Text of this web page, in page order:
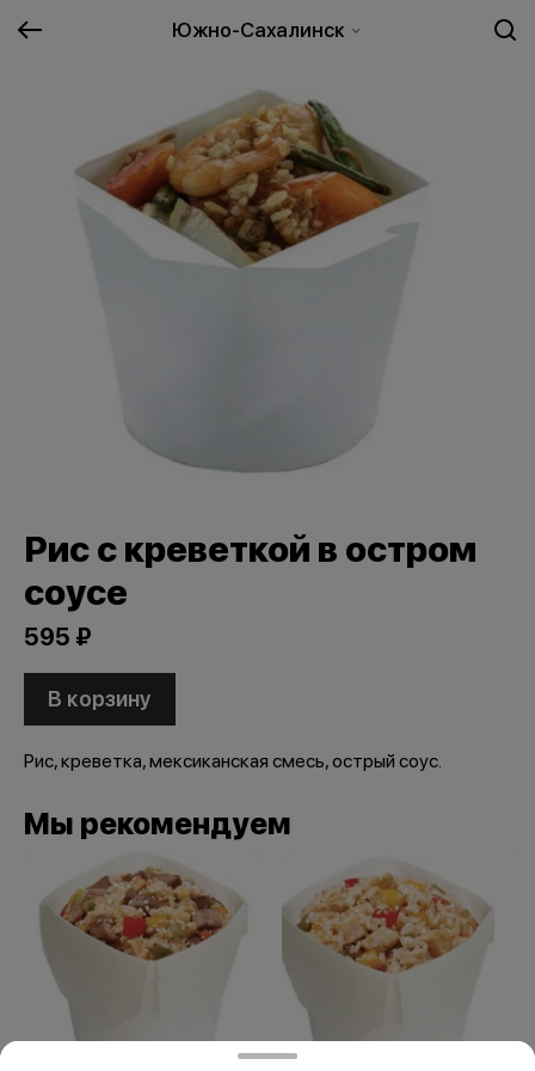
Южно-Сахалинск
Рис с креветкой в остром
соусе
595 ₽
В корзину
Рис, креветка, мексиканская смесь, острый соус.
Мы рекомендуем